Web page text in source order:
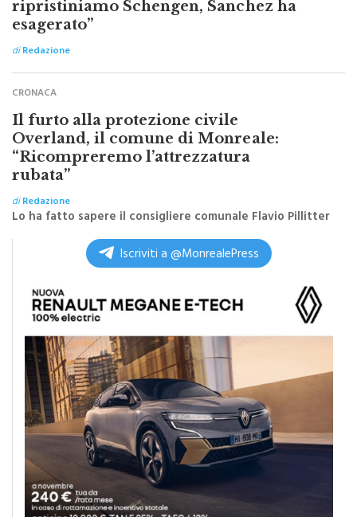
Tajani “Finito il pericolo
ripristiniamo Schengen, Sanchez ha
esagerato”
diRedazione
CRONACA
Il furto alla protezione civile
Overland, il comune di Monreale:
“Ricompreremo l’attrezzatura
rubata”
diRedazione
Lo ha fatto sapere il consigliere comunale Flavio Pillitter